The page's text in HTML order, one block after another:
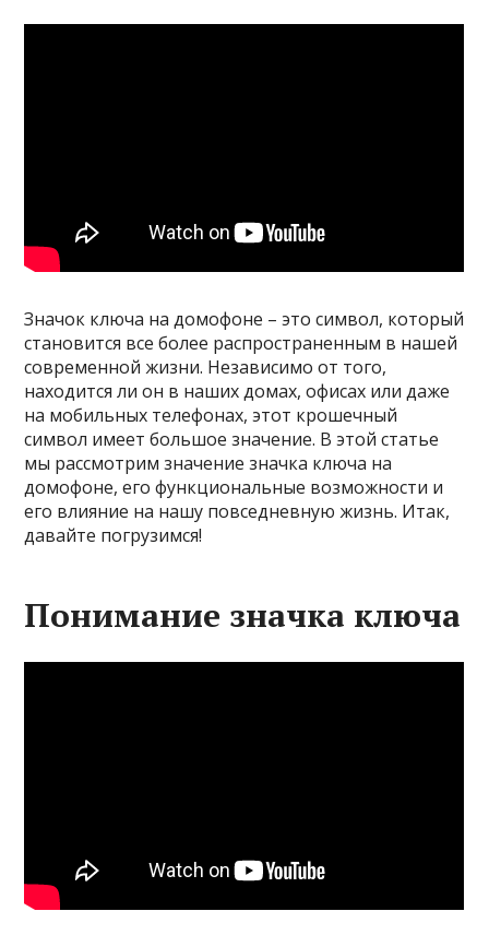
Значок ключа на домофоне – это символ, который
становится все более распространенным в нашей
современной жизни. Независимо от того,
находится ли он в наших домах, офисах или даже
на мобильных телефонах, этот крошечный
символ имеет большое значение. В этой статье
мы рассмотрим значение значка ключа на
домофоне, его функциональные возможности и
его влияние на нашу повседневную жизнь. Итак,
давайте погрузимся!
Понимание значка ключа